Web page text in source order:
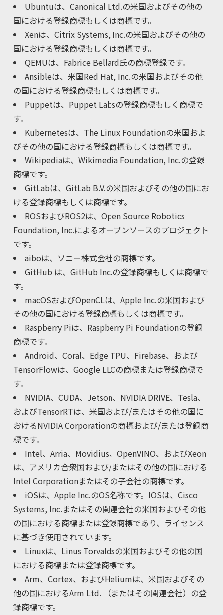
Ubuntuは、Canonical Ltd.の米国およびその他の
国における登録商標もしくは商標です。
Xenは、Citrix Systems, Inc.の米国およびその他の
国における登録商標もしくは商標です。
QEMUは、Fabrice Bellard氏の商標登録です。
Ansibleは、米国Red Hat, Inc.の米国およびその他
の国における登録商標もしくは商標です。
Puppetは、Puppet Labsの登録商標もしく商標で
す。
Kubernetesは、The Linux Foundationの米国およ
びその他の国における登録商標もしくは商標です。
Wikipediaは、Wikimedia Foundation, Inc.の登録
商標です。
GitLabは、GitLab B.V.の米国およびその他の国にお
ける登録商標もしくは商標です。
ROSおよびROS2は、Open Source Robotics
Foundation, Inc.によるオープンソースのプロジェクト
です。
aiboは、ソニー株式会社の商標です。
GitHub は、GitHub Inc.の登録商標もしくは商標で
す。
macOSおよびOpenCLは、Apple Inc.の米国および
その他の国における登録商標もしくは商標です。
Raspberry Piは、Raspberry Pi Foundationの登録
商標です。
Android、Coral、Edge TPU、Firebase、および
TensorFlowは、Google LLCの商標または登録商標で
す。
NVIDIA、CUDA、Jetson、NVIDIA DRIVE、Tesla、
およびTensorRTは、米国および/またはその他の国に
おけるNVIDIA Corporationの商標および/または登録商
標です。
Intel、Arria、Movidius、OpenVINO、およびXeon
は、アメリカ合衆国および/またはその他の国における
Intel Corporationまたはその子会社の商標です。
iOSは、Apple Inc.のOS名称です。IOSは、Cisco
Systems, Inc.またはその関連会社の米国およびその他
の国における商標または登録商標であり、ライセンス
に基づき使用されています。
Linuxは、Linus Torvaldsの米国およびその他の国
における商標または登録商標です。
Arm、Cortex、およびHeliumは、米国およびその
他の国におけるArm Ltd. （またはその関連会社）の登
録商標です。